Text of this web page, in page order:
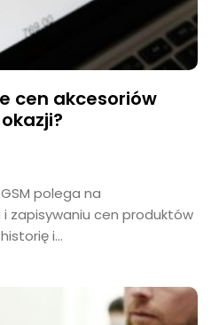
cen akcesoriów
polega na
zapisywaniu cen produktów
i...